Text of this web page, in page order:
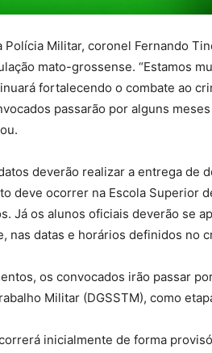
Polícia Militar, coronel Fernando
mato-grossense. “Estamos
fortalecendo o combate ao
passarão por alguns
deverão realizar a entrega de
deve ocorrer na Escola Superior
Já os alunos oficiais deverão se
nas datas e horários definidos no
os convocados irão passar
Militar (DGSSTM), como
inicialmente de forma